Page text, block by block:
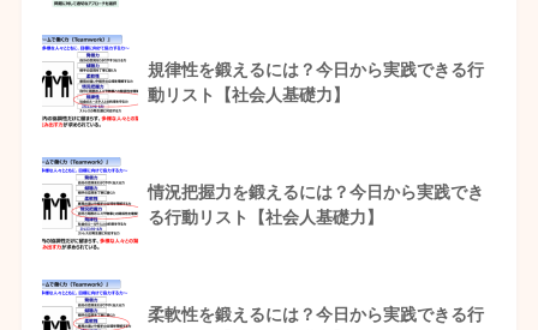
規律性を鍛えるには？今日から実践できる行
動リスト【社会人基礎力】
情況把握力を鍛えるには？今日から実践でき
る行動リスト【社会人基礎力】
柔軟性を鍛えるには？今日から実践できる行